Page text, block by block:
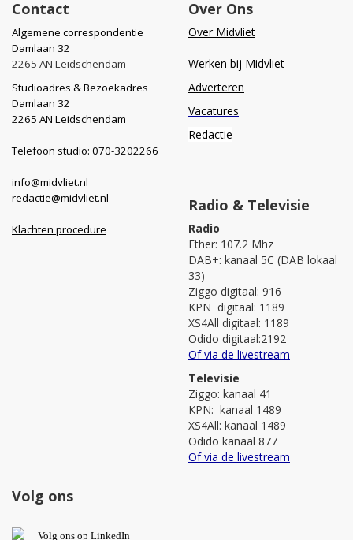
Contact
Algemene correspondentie
Damlaan 32
2265 AN Leidschendam
Studioadres & Bezoekadres
Damlaan 32
2265 AN Leidschendam
Telefoon studio: 070-3202266
info@midvliet.nl
redactie@midvliet.nl
Klachten procedure
Over Ons
Over Midvliet
Werken bij Midvliet
Adverteren
Vacatures
Redactie
Radio & Televisie
Radio
Ether: 107.2 Mhz
DAB+: kanaal 5C (DAB lokaal
33)
Ziggo digitaal: 916
KPN digitaal: 1189
XS4All digitaal: 1189
Odido digitaal:2192
Of via de livestream
Televisie
Ziggo: kanaal 41
KPN: kanaal 1489
XS4All: kanaal 1489
Odido kanaal 877
Of via de livestream
Volg ons
Volg ons op LinkedIn